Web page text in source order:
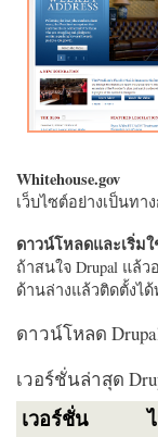
Whitehouse.gov
เว็บไซต์อย่างเป็นทา
ดาวน์โหลดและเริ่ม
ถ้าสนใจ Drupal แล้
ด้านล่างแล้วติดตั้งไ
ดาวน์โหลด
เวอร์ชั่นล่าสุด
เวอร์ชั่น